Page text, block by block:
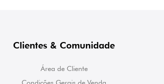
Clientes & Comunidade
Área de Cliente
Condições Gerais de Venda